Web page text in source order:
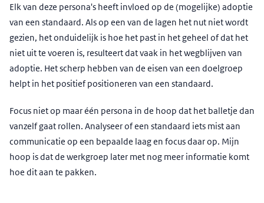
Elk van deze persona's heeft invloed op de (mogelijke) adoptie
van een standaard. Als op een van de lagen het nut niet wordt
gezien, het onduidelijk is hoe het past in het geheel of dat het
niet uit te voeren is, resulteert dat vaak in het wegblijven van
adoptie. Het scherp hebben van de eisen van een doelgroep
helpt in het positief positioneren van een standaard.
Focus niet op maar één persona in de hoop dat het balletje dan
vanzelf gaat rollen. Analyseer of een standaard iets mist aan
communicatie op een bepaalde laag en focus daar op. Mijn
hoop is dat de werkgroep later met nog meer informatie komt
hoe dit aan te pakken.